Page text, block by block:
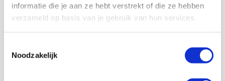
informatie die je aan ze hebt verstrekt of die ze hebben
verzameld op basis van je gebruik van hun services.
Noodzakelijk
maar het is zoals het is.”
verwachtingen: Kroes wil dat
spel Ajax vaker sprankelt